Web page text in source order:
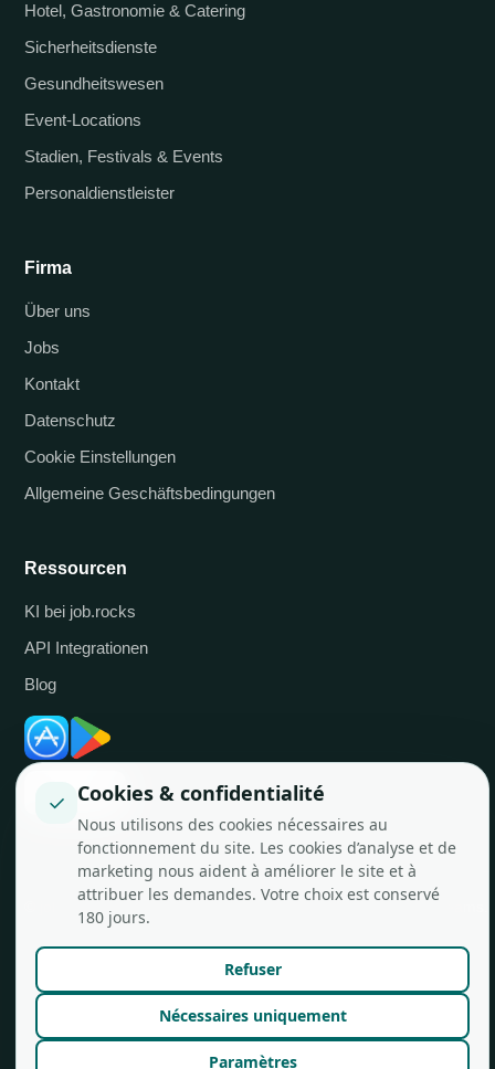
Hotel, Gastronomie & Catering
Sicherheitsdienste
Gesundheitswesen
Event-Locations
Stadien, Festivals & Events
Personaldienstleister
Firma
Über uns
Jobs
Kontakt
Datenschutz
Cookie Einstellungen
Allgemeine Geschäftsbedingungen
Ressourcen
KI bei job.rocks
API Integrationen
Blog
✓ Cookies & confidentialité
Nous utilisons des cookies nécessaires au
fonctionnement du site. Les cookies d’analyse et de
marketing nous aident à améliorer le site et à
attribuer les demandes. Votre choix est conservé
180 jours.
Refuser
Nécessaires uniquement
Paramètres